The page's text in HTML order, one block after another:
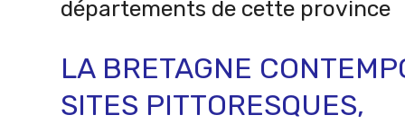
départements de cette province
LA BRETAGNE
SITES PITTORESQUES,